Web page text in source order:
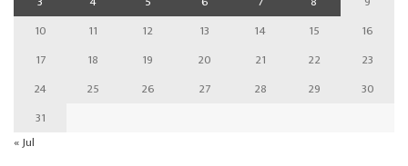
10
11 12 13 14 15
16
17
18 19 20 21 22
23
24
25 26 27 28 29
30
31
« Jul